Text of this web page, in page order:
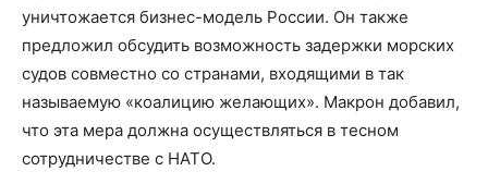
уничтожается бизнес-модель России. Он также
предложил обсудить возможность задержки морских
судов совместно со странами, входящими в так
называемую «коалицию желающих». Макрон добавил,
что эта мера должна осуществляться в тесном
сотрудничестве с НАТО.